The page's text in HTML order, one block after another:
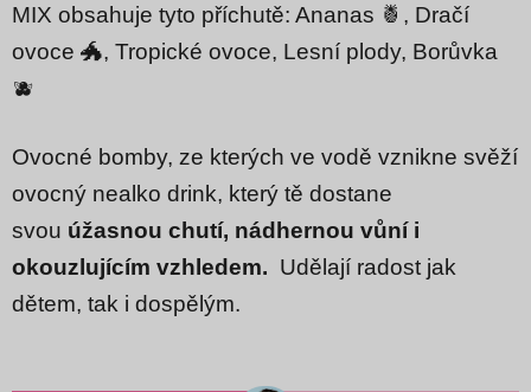
MIX obsahuje tyto příchutě: Ananas 🍍 , Dračí
ovoce 🐲, Tropické ovoce, Lesní plody, Borůvka
🫐
Ovocné bomby, ze kterých ve vodě vznikne svěží
ovocný nealko drink, který tě dostane
svou úžasnou chutí, nádhernou vůní i
okouzlujícím vzhledem. Udělají radost jak
dětem, tak i dospělým.